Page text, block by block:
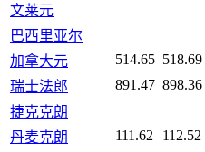
文莱元
巴西里亚尔
加拿大元
514.65 518.69
瑞士法郎
891.47 898.36
捷克克朗
丹麦克朗
111.62 112.52